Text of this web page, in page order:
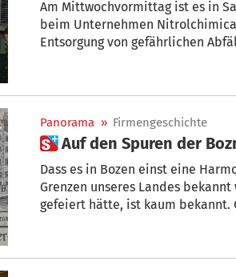
Am Mittwochvormittag ist es in
beim Unternehmen Nitrolchimica
Entsorgung von gefährlichen
Panorama » Firmengeschichte
Dass es in Bozen einst eine
Grenzen unseres Landes
gefeiert hätte, ist kaum bekannt. Christof Amenitsch aus Schleis hat sich auf die